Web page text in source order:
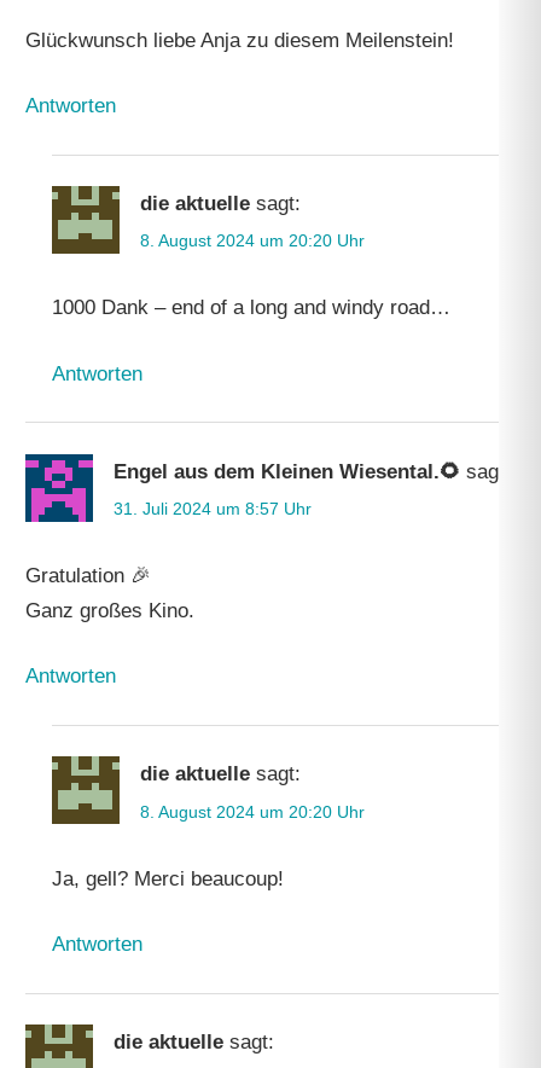
Glückwunsch liebe Anja zu diesem Meilenstein!
Antworten
die aktuelle sagt:
8. August 2024 um 20:20 Uhr
1000 Dank – end of a long and windy road…
Antworten
Engel aus dem Kleinen Wiesental.🌻 sagt:
31. Juli 2024 um 8:57 Uhr
Gratulation 🎉
Ganz großes Kino.
Antworten
die aktuelle sagt:
8. August 2024 um 20:20 Uhr
Ja, gell? Merci beaucoup!
Antworten
die aktuelle sagt: